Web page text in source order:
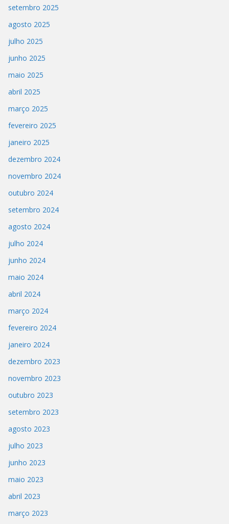
setembro 2025
agosto 2025
julho 2025
junho 2025
maio 2025
abril 2025
março 2025
fevereiro 2025
janeiro 2025
dezembro 2024
novembro 2024
outubro 2024
setembro 2024
agosto 2024
julho 2024
junho 2024
maio 2024
abril 2024
março 2024
fevereiro 2024
janeiro 2024
dezembro 2023
novembro 2023
outubro 2023
setembro 2023
agosto 2023
julho 2023
junho 2023
maio 2023
abril 2023
março 2023